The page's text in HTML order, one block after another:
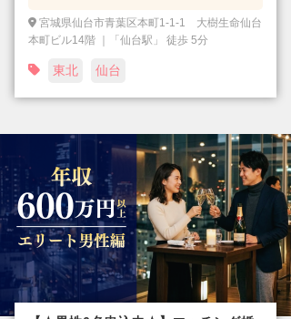
宮城県仙台市青葉区本町1-1-1 大樹生命仙台
本町ビル14階 ｜「仙台駅」 徒歩 5分
東北 仙台